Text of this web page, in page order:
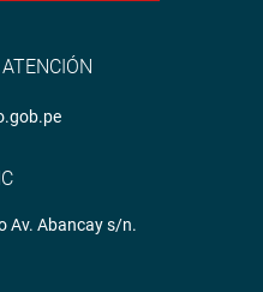
Av. Abancay s/n.